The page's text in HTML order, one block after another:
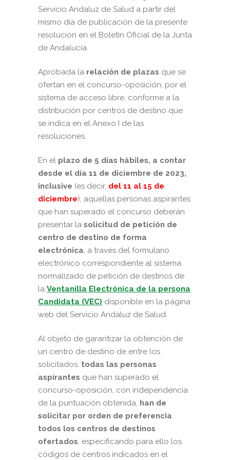
Servicio Andaluz de Salud a partir del
mismo día de publicación de la presente
resolución en el Boletín Oficial de la Junta
de Andalucía.
Aprobada la relación de plazas que se
ofertan en el concurso-oposición, por el
sistema de acceso libre, conforme a la
distribución por centros de destino que
se indica en el Anexo I de las
resoluciones.
En el plazo de 5 días hábiles, a contar
desde el día 11 de diciembre de 2023,
inclusive (es decir, del 11 al 15 de
diciembre), aquellas personas aspirantes
que han superado el concurso deberán
presentar la solicitud de petición de
centro de destino de forma
electrónica, a través del formulario
electrónico correspondiente al sistema
normalizado de petición de destinos de
la Ventanilla Electrónica de la persona
Candidata (VEC) disponible en la página
web del Servicio Andaluz de Salud.
Al objeto de garantizar la obtención de
un centro de destino de entre los
solicitados, todas las personas
aspirantes que han superado el
concurso-oposición, con independencia
de la puntuación obtenida, han de
solicitar por orden de preferencia
todos los centros de destinos
ofertados, especificando para ello los
códigos de centros indicados en el